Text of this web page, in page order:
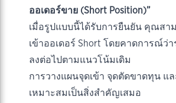
ออเดอร์ขาย (Short Position)”
เมื่อรูปแบบนี้ได้รับการยืนยัน คุณสา
เข้าออเดอร์ Short โดยคาดการณ์ว่
ลงต่อไปตามแนวโน้มเดิม
การวางแผนจุดเข้า จุดตัดขาดทุน แ
เหมาะสมเป็นสิ่งสำคัญเสมอ